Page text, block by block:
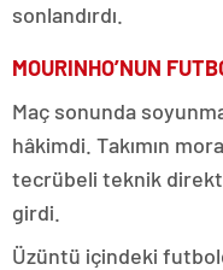
sonlandırdı.
MOURINHO’NUN
Maç sonunda
hâkimdi. Takımın
tecrübeli teknik
girdi.
Üzüntü içindeki